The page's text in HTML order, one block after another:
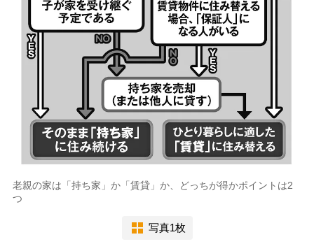
老親の家は「持ち家」か「賃貸」か、どっちが得かポイントは2
つ
写真1枚